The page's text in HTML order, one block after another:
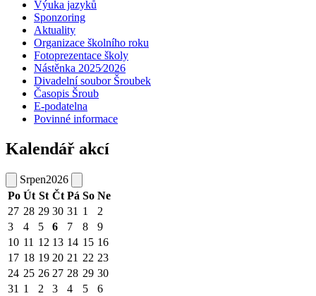
Výuka jazyků
Sponzoring
Aktuality
Organizace školního roku
Fotoprezentace školy
Nástěnka 2025⁄2026
Divadelní soubor Šroubek
Časopis Šroub
E-podatelna
Povinné informace
Kalendář akcí
Srpen2026
Po Út St Čt Pá So Ne
27 28 29 30 31 1
2
3
4 5 6 7 8
9
10 11 12 13 14 15 16
17 18 19 20 21 22 23
24 25 26 27 28 29 30
31 1 2 3 4 5 6